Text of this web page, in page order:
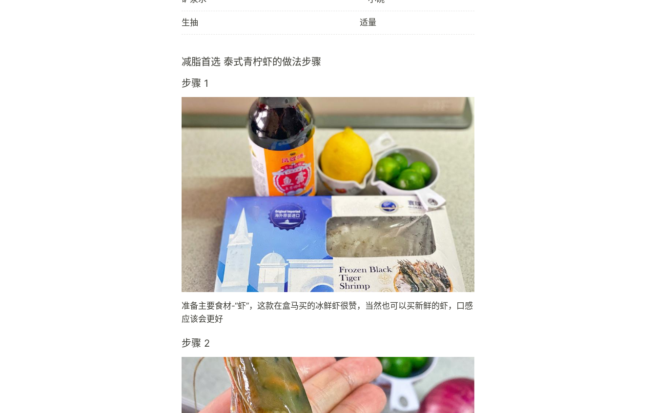
生抽 适量
减脂首选 泰式青柠虾的做法步骤
步骤 1
准备主要食材-“虾”，这款在盒马买的冰鲜虾很赞，当然也可以买新鲜的虾，口感
应该会更好
步骤 2